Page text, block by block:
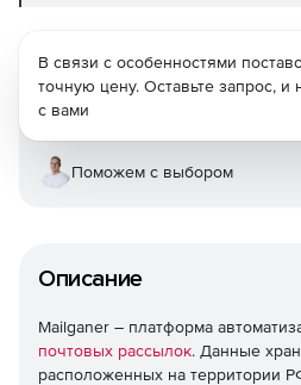
Описание
Mailganer – платформа
почтовых рассылок. Данные
расположенных на территории
В связи с особенностями
точную цену. Оставьте запрос,
с вами
Поможем с выбором